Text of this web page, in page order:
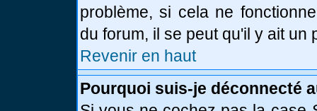
problème, si cela ne
du forum, il se peut qu'il y ait un
Revenir en haut
Pourquoi suis-je déconnecté